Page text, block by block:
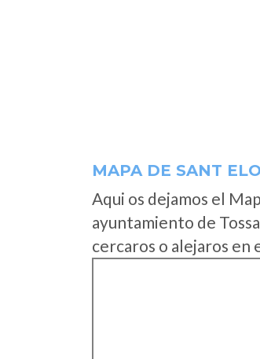
MAPA DE SANT
Aqui os dejamos el
ayuntamiento de
cercaros o alejaros en